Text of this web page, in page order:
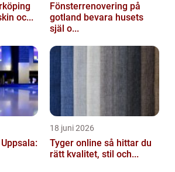
oc...
Fönsterrenovering på
gotland bevara husets
själ o...
18 juni 2026
Tyger online så hittar du
rätt kvalitet, stil och...